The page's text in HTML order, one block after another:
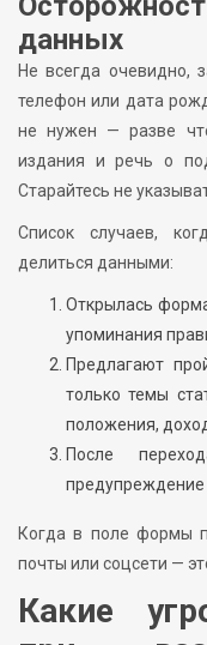
данных
Не всегда очевидно,
телефон или дата
не нужен — разве
издания и речь о
Старайтесь не
Список случаев,
делиться данными:
Открылась
упоминания
Предлагают
только темы
положения,
После
предупреждение
Когда в поле формы
почты или соцсети —
Какие